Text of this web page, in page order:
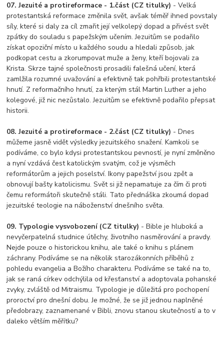
07. Jezuité a protireformace - 1.část (CZ titulky) - Velká
protestantská reformace změnila svět, avšak téměř ihned povstaly
síly, které si daly za cíl zmařit její velkolepý dopad a přivést svět
zpátky do souladu s papežským učením. Jezuitům se podařilo
získat opoziční místo u každého soudu a hledali způsob, jak
podkopat cestu a zkorumpovat muže a ženy, kteří bojovali za
Krista. Skrze tajné společnosti prosadili falešná učení, která
zamlžila rozumné uvažování a efektivně tak pohřbili protestantské
hnutí. Z reformačního hnutí, za kterým stál Martin Luther a jeho
kolegové, již nic nezůstalo. Jezuitům se efektivně podařilo přepsat
historii.
08. Jezuité a protireformace - 2.část (CZ titulky) - Dnes
můžeme jasně vidět výsledky jezuitského snažení. Kamkoli se
podíváme, co bylo kdysi protestantskou pevností, je nyní změněno
a nyní vzdává čest katolickým svatým, což je výsměch
reformátorům a jejich poselství. Ikony papežství jsou zpět a
obnovují bašty katolicismu. Svět si již nepamatuje za čím či proti
čemu reformátoři skutečně stáli. Tato přednáška zkoumá dopad
jezuitské teologie na náboženství dnešního světa.
09. Typologie vysvobození (CZ titulky) - Bible je hluboká a
nevyčerpatelná studnice útěchy, životního nasměrování a pravdy.
Nejde pouze o historickou knihu, ale také o knihu s plánem
záchrany. Podíváme se na několik starozákonních příběhů z
pohledu evangelia a Božího charakteru. Podíváme se také na to,
jak se raná církev odchýlila od křesťanství a adoptovala pohanské
zvyky, zvláště od Mitraismu. Typologie je důležitá pro pochopení
proroctví pro dnešní dobu. Je možné, že se již jednou naplněné
předobrazy, zaznamenané v Bibli, znovu stanou skutečností a to v
daleko větším měřítku?